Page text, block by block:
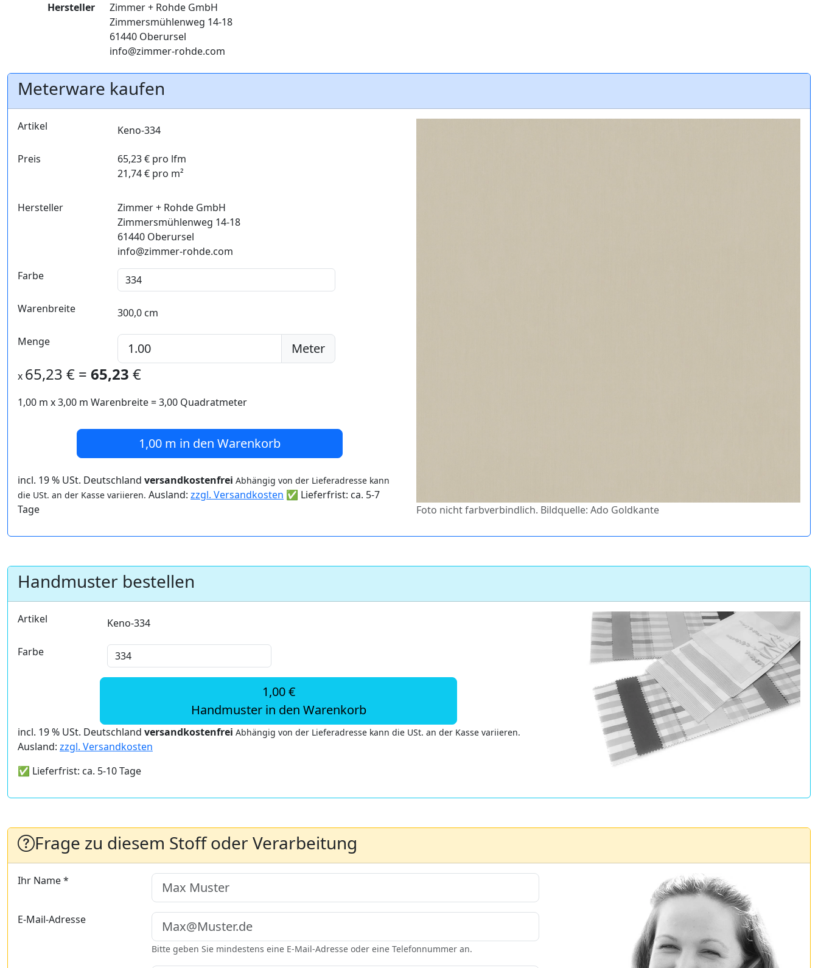
Hersteller
Zimmer + Rohde GmbH
Zimmersmühlenweg 14-18
61440 Oberursel
info@zimmer-rohde.com
Meterware kaufen
Artikel Keno-334
Preis
65,23 € pro lfm
21,74 € pro m²
Hersteller
Zimmer + Rohde GmbH
Zimmersmühlenweg 14-18
61440 Oberursel
info@zimmer-rohde.com
Farbe
Warenbreite 300,0 cm
Menge Meter
x 65,23 € = 65,23 €
1,00 m x3,00 m Warenbreite =3,00 Quadratmeter
1,00 m in den Warenkorb
incl. 19 % USt. Deutschland versandkostenfrei Abhängig von der Lieferadresse kann
die USt. an der Kasse variieren. Ausland: zzgl. Versandkosten ✅ Lieferfrist: ca. 5-7
Tage
Foto nicht farbverbindlich. Bildquelle: Ado Goldkante
Handmuster bestellen
Artikel Keno-334
Farbe
1,00 €
Handmuster in den Warenkorb
incl. 19 % USt. Deutschland versandkostenfrei Abhängig von der Lieferadresse kann die USt. an der Kasse variieren.
Ausland: zzgl. Versandkosten
✅ Lieferfrist: ca. 5-10 Tage
Frage zu diesem Stoff oder Verarbeitung
Ihr Name *
E-Mail-Adresse
Bitte geben Sie mindestens eine E-Mail-Adresse oder eine Telefonnummer an.